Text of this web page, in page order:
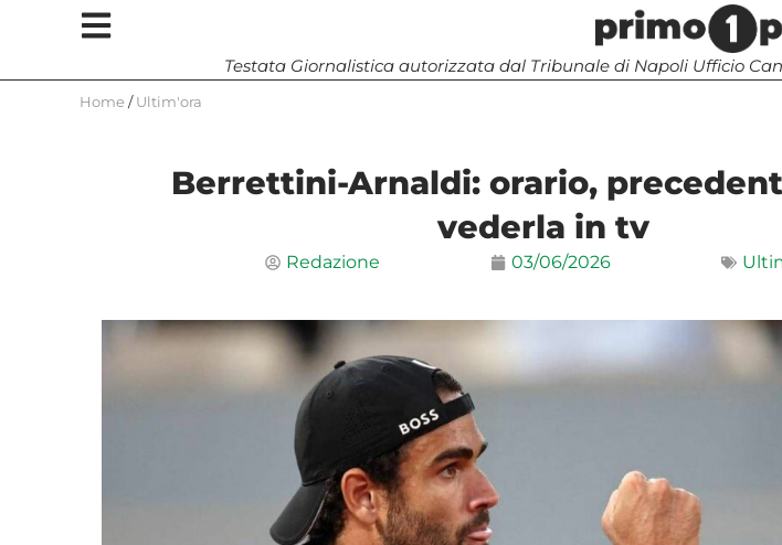
Testata Giornalistica autorizzata dal Tribunale di Napoli Ufficio
Home / Ultim'ora
Berrettini-Arnaldi: orario,
vederla in tv
Redazione 03/06/2026